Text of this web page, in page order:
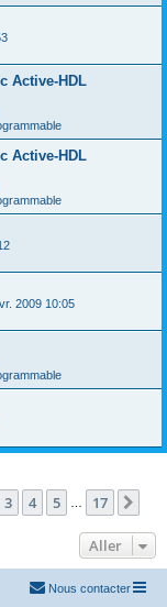
Active-HDL
Active-HDL
2009 10:05
17
3 4 5 17
Aller
Nous contacter